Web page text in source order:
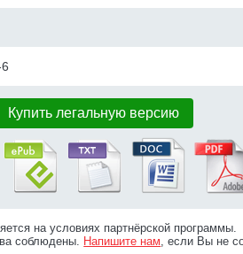
Купить легальную версию
на условиях партнёрской программы.
соблюдены. Напишите нам, если Вы не